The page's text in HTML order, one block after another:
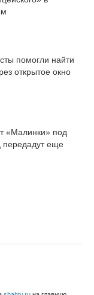
помогли найти
открытое окно
«Малинки» под
передадут еще